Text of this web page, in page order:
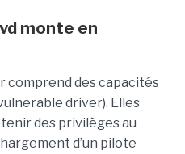
monte en
comprend des capacités
driver). Elles
des privilèges au
d’un pilote